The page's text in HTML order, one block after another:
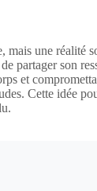
une
son
et
Cette idée